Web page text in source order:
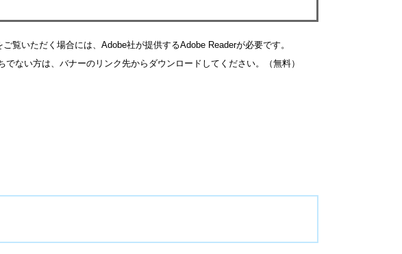
覧いただく場合には、Adobe社が提供するAdobe Readerが必要です。
でない方は、バナーのリンク先からダウンロードしてください。（無料）